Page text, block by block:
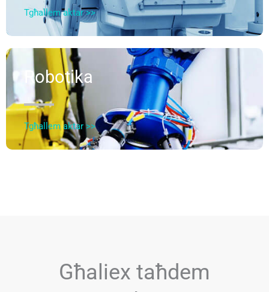
Tgħallem aktar >>
Robotika
Tgħallem aktar >>
Għaliex taħdem